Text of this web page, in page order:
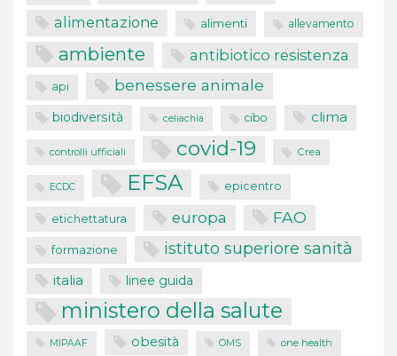
alimentazione alimenti allevamento
ambiente antibiotico resistenza
api benessere animale
biodiversità celiachia cibo clima
controlli ufficiali covid-19 Crea
ECDC EFSA epicentro
etichettatura europa FAO
formazione istituto superiore sanità
italia linee guida
ministero della salute
MIPAAF obesità OMS one health